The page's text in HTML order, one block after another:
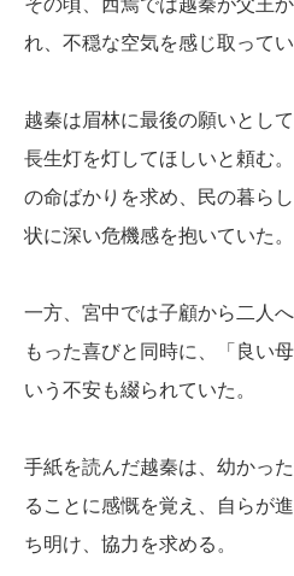
その頃、西焉では越秦が父王
れ、不穏な空気を感じ取ってい
越秦は眉林に最後の願いとし
長生灯を灯してほしいと頼む
の命ばかりを求め、民の暮ら
状に深い危機感を抱いていた。
一方、宮中では子顧から二人
もった喜びと同時に、「良い
いう不安も綴られていた。
手紙を読んだ越秦は、幼かっ
ることに感慨を覚え、自らが
ち明け、協力を求める。